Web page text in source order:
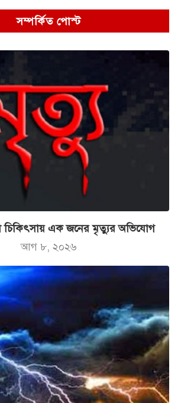
সম্পর্কিত পোস্ট
চিকিৎসায় এক জনের মৃত্যুর অভিযোগ
আগ ৮, ২০২৬